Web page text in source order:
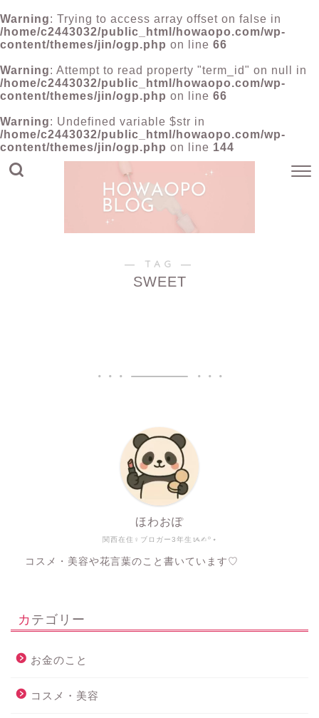
Warning: Trying to access array offset on false in
/home/c2443032/public_html/howaopo.com/wp-
content/themes/jin/ogp.php on line 66
Warning: Attempt to read property "term_id" on null in
/home/c2443032/public_html/howaopo.com/wp-
content/themes/jin/ogp.php on line 66
Warning: Undefined variable $str in
/home/c2443032/public_html/howaopo.com/wp-
content/themes/jin/ogp.php on line 144
― TAG ―
SWEET
関西在住♀ブロガー3年生ᝰ✍︎꙳⋆
ほわおぽ
コスメ・美容や花言葉のこと書いています♡
カテゴリー
お金のこと
コスメ・美容